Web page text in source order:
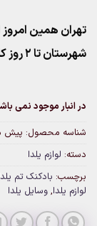
تهران همین امروز از ساعت
شهرستان تا 2 روز کاری تحویل پست
در انبار موجود نمی
شناسه محصول: پیش
دسته: لوازم یلدا
برچسب: بادکنک تم
لوازم یلدا, وسایل یلدا